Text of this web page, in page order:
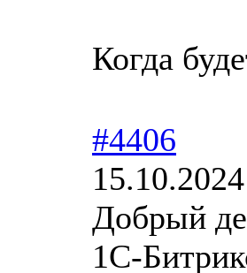
Когда
#4406
Добрый
1С-